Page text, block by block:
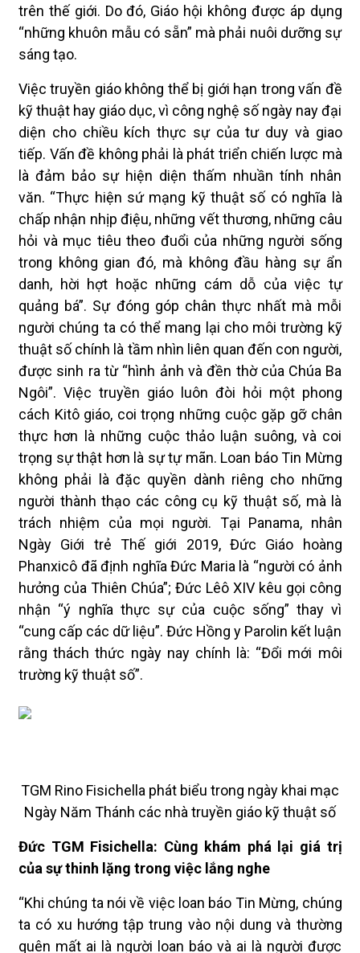
trên thế giới. Do đó, Giáo hội không được áp dụng
“những khuôn mẫu có sẵn” mà phải nuôi dưỡng sự
sáng tạo.
Việc truyền giáo không thể bị giới hạn trong vấn đề
kỹ thuật hay giáo dục, vì công nghệ số ngày nay đại
diện cho chiều kích thực sự của tư duy và giao
tiếp. Vấn đề không phải là phát triển chiến lược mà
là đảm bảo sự hiện diện thấm nhuần tính nhân
văn. “Thực hiện sứ mạng kỹ thuật số có nghĩa là
chấp nhận nhịp điệu, những vết thương, những câu
hỏi và mục tiêu theo đuổi của những người sống
trong không gian đó, mà không đầu hàng sự ẩn
danh, hời hợt hoặc những cám dỗ của việc tự
quảng bá”. Sự đóng góp chân thực nhất mà mỗi
người chúng ta có thể mang lại cho môi trường kỹ
thuật số chính là tầm nhìn liên quan đến con người,
được sinh ra từ “hình ảnh và đền thờ của Chúa Ba
Ngôi”. Việc truyền giáo luôn đòi hỏi một phong
cách Kitô giáo, coi trọng những cuộc gặp gỡ chân
thực hơn là những cuộc thảo luận suông, và coi
trọng sự thật hơn là sự tự mãn. Loan báo Tin Mừng
không phải là đặc quyền dành riêng cho những
người thành thạo các công cụ kỹ thuật số, mà là
trách nhiệm của mọi người. Tại Panama, nhân
Ngày Giới trẻ Thế giới 2019, Đức Giáo hoàng
Phanxicô đã định nghĩa Đức Maria là “người có ảnh
hưởng của Thiên Chúa”; Đức Lêô XIV kêu gọi công
nhận “ý nghĩa thực sự của cuộc sống” thay vì
“cung cấp các dữ liệu”. Đức Hồng y Parolin kết luận
rằng thách thức ngày nay chính là: “Đổi mới môi
trường kỹ thuật số”.
TGM Rino Fisichella phát biểu trong ngày khai mạc
Ngày Năm Thánh các nhà truyền giáo kỹ thuật số
Đức TGM Fisichella: Cùng khám phá lại giá trị
của sự thinh lặng trong việc lắng nghe
“Khi chúng ta nói về việc loan báo Tin Mừng, chúng
ta có xu hướng tập trung vào nội dung và thường
quên mất ai là người loan báo và ai là người được